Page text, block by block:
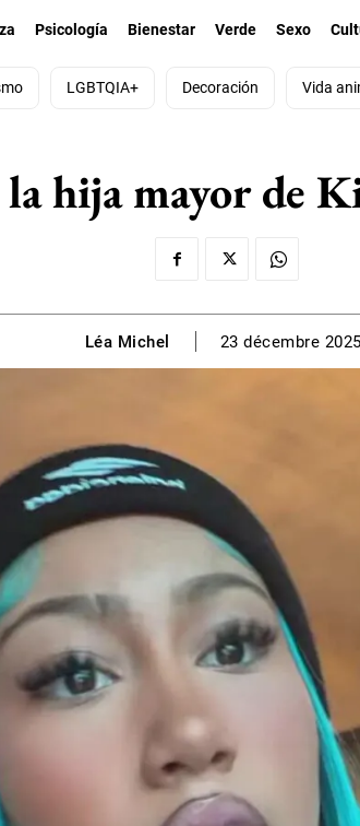
Psicología Bienestar Verde Sexo
LGBTQIA+ Decoración Vida
hija mayor de
Léa Michel 23 décembre 2025